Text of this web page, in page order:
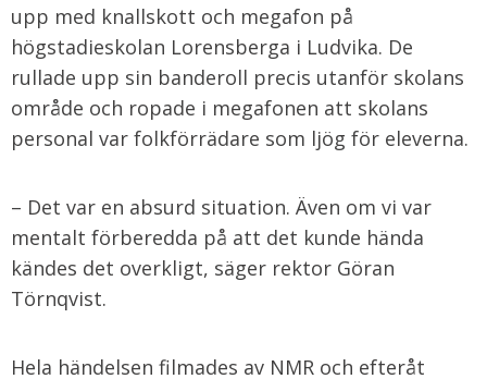
upp med knallskott och megafon på
högstadieskolan Lorensberga i Ludvika. De
rullade upp sin banderoll precis utanför skolans
område och ropade i megafonen att skolans
personal var folkförrädare som ljög för eleverna.
– Det var en absurd situation. Även om vi var
mentalt förberedda på att det kunde hända
kändes det overkligt, säger rektor Göran
Törnqvist.
Hela händelsen filmades av NMR och efteråt